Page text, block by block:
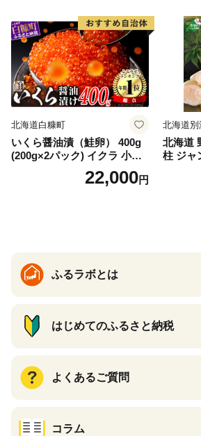
満足
身 お
冷凍
納税
イス
北海道白糠町
いくら醤油漬（鮭卵） 400g
(200g×2パック) イクラ 小分
け いくら醤油漬 鮭いくら い
くら醤油漬け 鮭 鮭卵 ikura
22,000円
北海道別
北海道
柱 ジャ
な旨味
テ 帆
ふるラボとは
はじめてのふるさと納税
よくあるご質問
コラム